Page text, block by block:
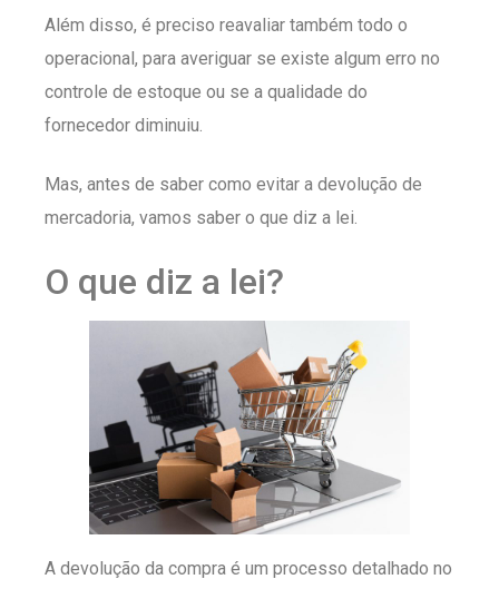
Além disso, é preciso reavaliar também todo o
operacional, para averiguar se existe algum erro no
controle de estoque ou se a qualidade do
fornecedor diminuiu.
Mas, antes de saber como evitar a devolução de
mercadoria, vamos saber o que diz a lei.
O que diz a lei?
A devolução da compra é um processo detalhado no